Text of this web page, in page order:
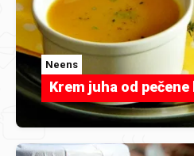
Neens
Krem juha od